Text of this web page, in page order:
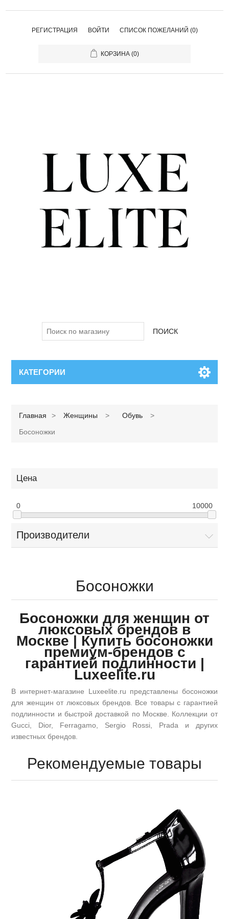
РЕГИСТРАЦИЯ ВОЙТИ СПИСОК ПОЖЕЛАНИЙ (0)
КОРЗИНА (0)
ПОИСК
КАТЕГОРИИ
Главная > Женщины > Обувь
>
Босоножки
Цена
0 10000
Производители
Босоножки
Босоножки для женщин от
люксовых брендов в
Москве | Купить босоножки
премиум-брендов с
гарантией подлинности |
Luxeelite.ru
В интернет-магазине Luxeelite.ru представлены босоножки
для женщин от люксовых брендов. Все товары с гарантией
подлинности и быстрой доставкой по Москве. Коллекции от
Gucci, Dior, Ferragamo, Sergio Rossi, Prada и других
известных брендов.
Рекомендуемые товары